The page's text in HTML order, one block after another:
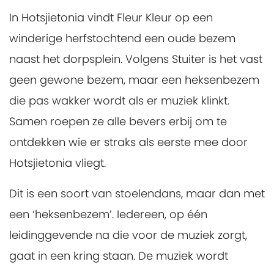
In Hotsjietonia vindt Fleur Kleur op een
winderige herfstochtend een oude bezem
naast het dorpsplein. Volgens Stuiter is het vast
geen gewone bezem, maar een heksenbezem
die pas wakker wordt als er muziek klinkt.
Samen roepen ze alle bevers erbij om te
ontdekken wie er straks als eerste mee door
Hotsjietonia vliegt.
Dit is een soort van stoelendans, maar dan met
een ‘heksenbezem’. Iedereen, op één
leidinggevende na die voor de muziek zorgt,
gaat in een kring staan. De muziek wordt